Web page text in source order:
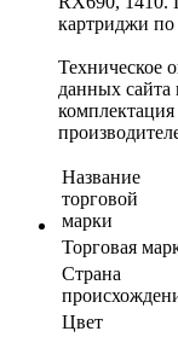
картриджи по
Техническое
данных сайта
Название
торговой
марки
Торговая
Страна
Цвет